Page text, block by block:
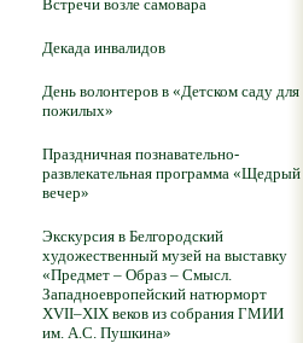
Встречи возле самовара
Декада инвалидов
День волонтеров в «Детском саду для
пожилых»
Праздничная познавательно-
развлекательная программа «Щедрый
вечер»
Экскурсия в Белгородский
художественный музей на выставку
«Предмет – Образ – Смысл.
Западноевропейский натюрморт
XVII–XIX веков из собрания ГМИИ
им. А.С. Пушкина»